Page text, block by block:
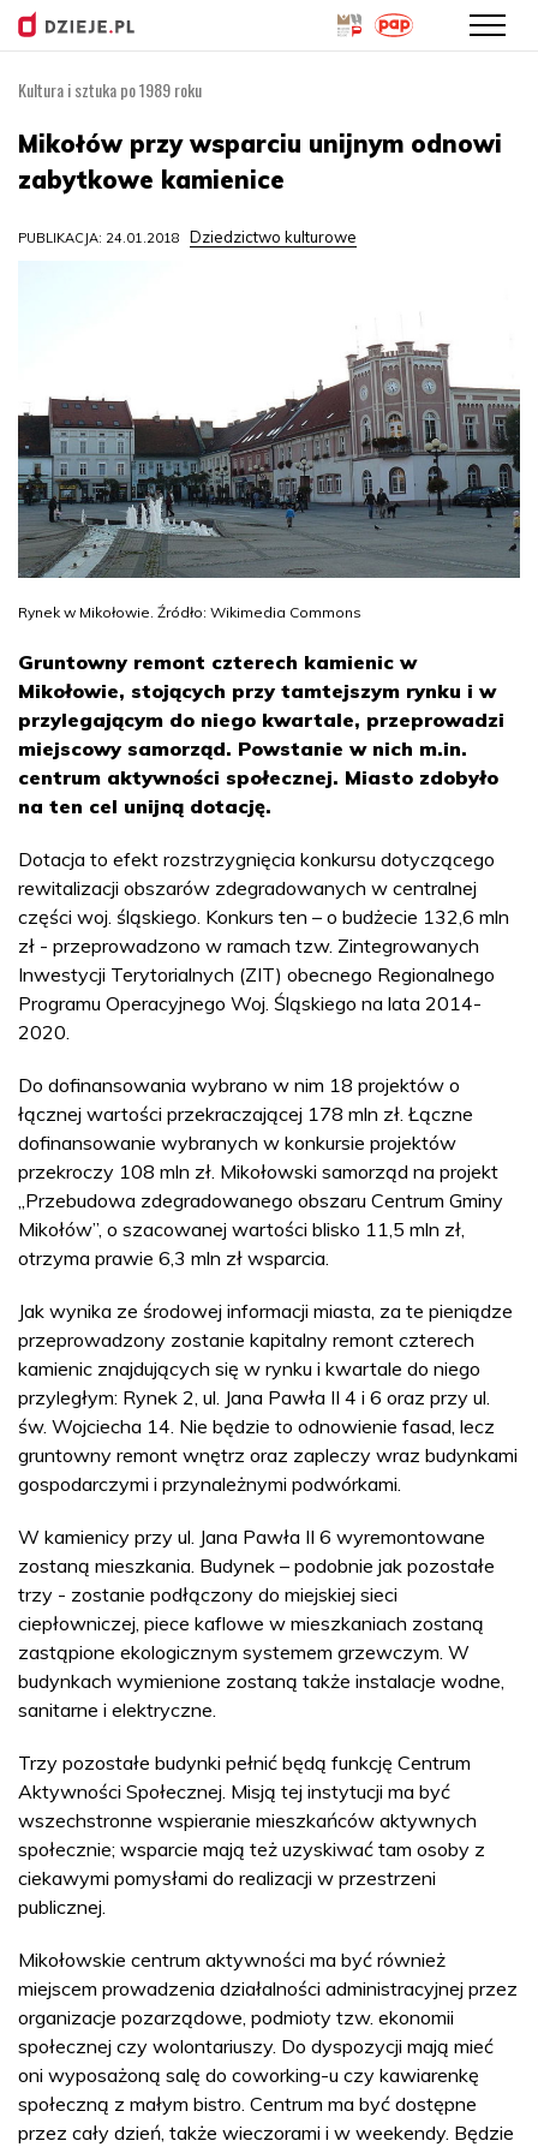
treści
Kultura i sztuka po 1989 roku
Mikołów przy wsparciu unijnym odnowi
zabytkowe kamienice
PUBLIKACJA: 24.01.2018 Dziedzictwo kulturowe
Rynek w Mikołowie. Źródło: Wikimedia Commons
Gruntowny remont czterech kamienic w
Mikołowie, stojących przy tamtejszym rynku i w
przylegającym do niego kwartale, przeprowadzi
miejscowy samorząd. Powstanie w nich m.in.
centrum aktywności społecznej. Miasto zdobyło
na ten cel unijną dotację.
Dotacja to efekt rozstrzygnięcia konkursu dotyczącego
rewitalizacji obszarów zdegradowanych w centralnej
części woj. śląskiego. Konkurs ten – o budżecie 132,6 mln
zł - przeprowadzono w ramach tzw. Zintegrowanych
Inwestycji Terytorialnych (ZIT) obecnego Regionalnego
Programu Operacyjnego Woj. Śląskiego na lata 2014-
2020.
Do dofinansowania wybrano w nim 18 projektów o
łącznej wartości przekraczającej 178 mln zł. Łączne
dofinansowanie wybranych w konkursie projektów
przekroczy 108 mln zł. Mikołowski samorząd na projekt
„Przebudowa zdegradowanego obszaru Centrum Gminy
Mikołów”, o szacowanej wartości blisko 11,5 mln zł,
otrzyma prawie 6,3 mln zł wsparcia.
Jak wynika ze środowej informacji miasta, za te pieniądze
przeprowadzony zostanie kapitalny remont czterech
kamienic znajdujących się w rynku i kwartale do niego
przyległym: Rynek 2, ul. Jana Pawła II 4 i 6 oraz przy ul.
św. Wojciecha 14. Nie będzie to odnowienie fasad, lecz
gruntowny remont wnętrz oraz zapleczy wraz budynkami
gospodarczymi i przynależnymi podwórkami.
W kamienicy przy ul. Jana Pawła II 6 wyremontowane
zostaną mieszkania. Budynek – podobnie jak pozostałe
trzy - zostanie podłączony do miejskiej sieci
ciepłowniczej, piece kaflowe w mieszkaniach zostaną
zastąpione ekologicznym systemem grzewczym. W
budynkach wymienione zostaną także instalacje wodne,
sanitarne i elektryczne.
Trzy pozostałe budynki pełnić będą funkcję Centrum
Aktywności Społecznej. Misją tej instytucji ma być
wszechstronne wspieranie mieszkańców aktywnych
społecznie; wsparcie mają też uzyskiwać tam osoby z
ciekawymi pomysłami do realizacji w przestrzeni
publicznej.
Mikołowskie centrum aktywności ma być również
miejscem prowadzenia działalności administracyjnej przez
organizacje pozarządowe, podmioty tzw. ekonomii
społecznej czy wolontariuszy. Do dyspozycji mają mieć
oni wyposażoną salę do coworking-u czy kawiarenkę
społeczną z małym bistro. Centrum ma być dostępne
przez cały dzień, także wieczorami i w weekendy. Będzie